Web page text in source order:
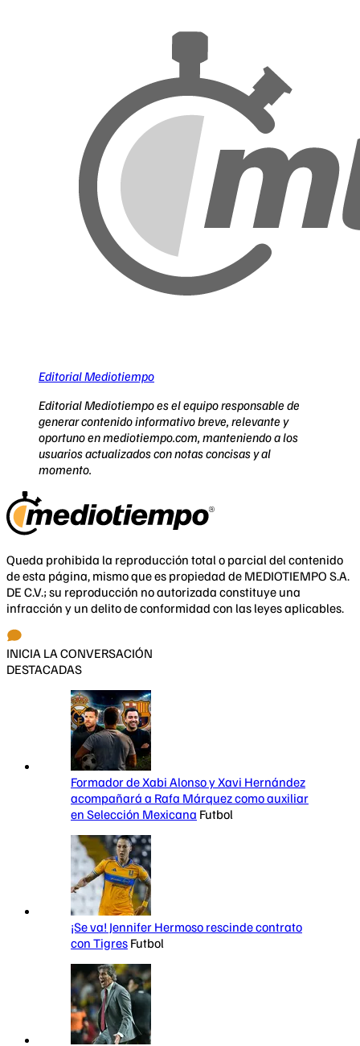
Editorial Mediotiempo
Editorial Mediotiempo es el equipo responsable de
generar contenido informativo breve, relevante y
oportuno en mediotiempo.com, manteniendo a los
usuarios actualizados con notas concisas y al
momento.
Queda prohibida la reproducción total o parcial del contenido
de esta página, mismo que es propiedad de MEDIOTIEMPO S.A.
DE C.V.; su reproducción no autorizada constituye una
infracción y un delito de conformidad con las leyes aplicables.
INICIA LA CONVERSACIÓN
DESTACADAS
Formador de Xabi Alonso y Xavi Hernández
acompañará a Rafa Márquez como auxiliar
en Selección Mexicana Futbol
¡Se va! Jennifer Hermoso rescinde contrato
con Tigres Futbol